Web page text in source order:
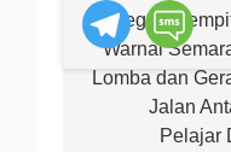
pos
Gegap
Warnai
Lomba dan
Jalan
Pelajar